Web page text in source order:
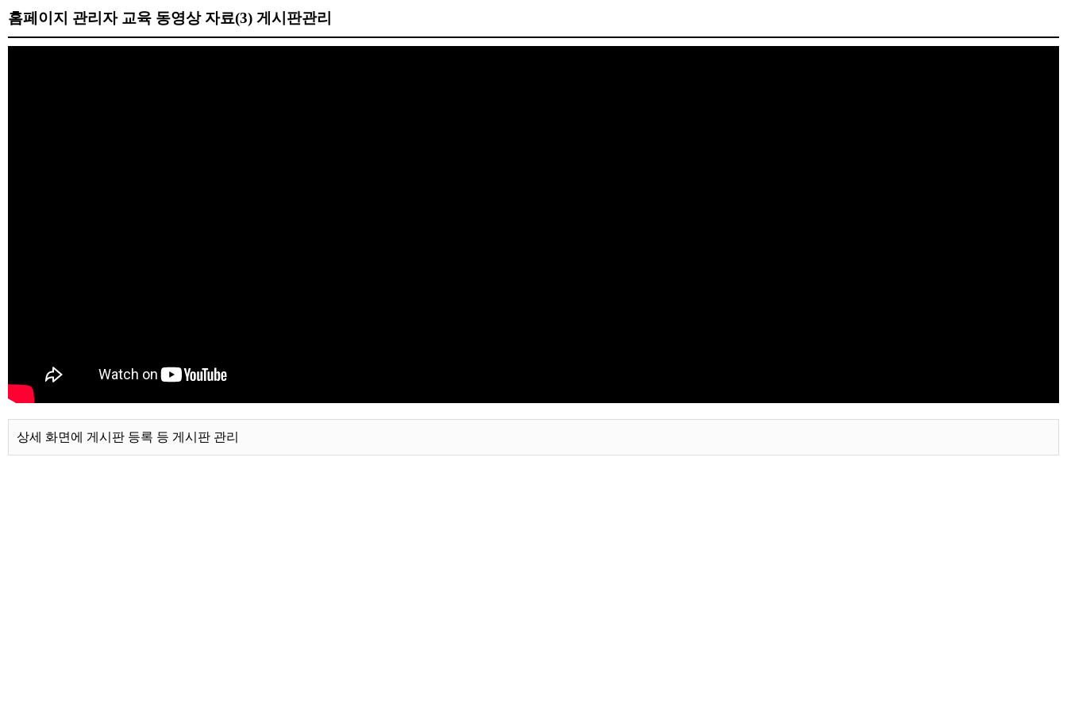
홈페이지 관리자 교육 동영상 자료(3) 게시판관리
상세 화면에 게시판 등록 등 게시판 관리